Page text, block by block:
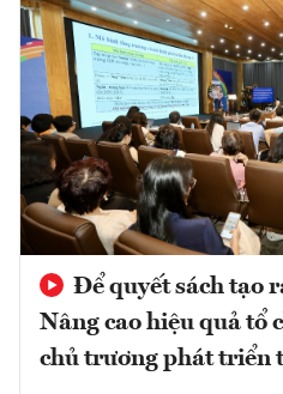
Để quyết sách tạo
Nâng cao hiệu quả tổ
chủ trương phát triển